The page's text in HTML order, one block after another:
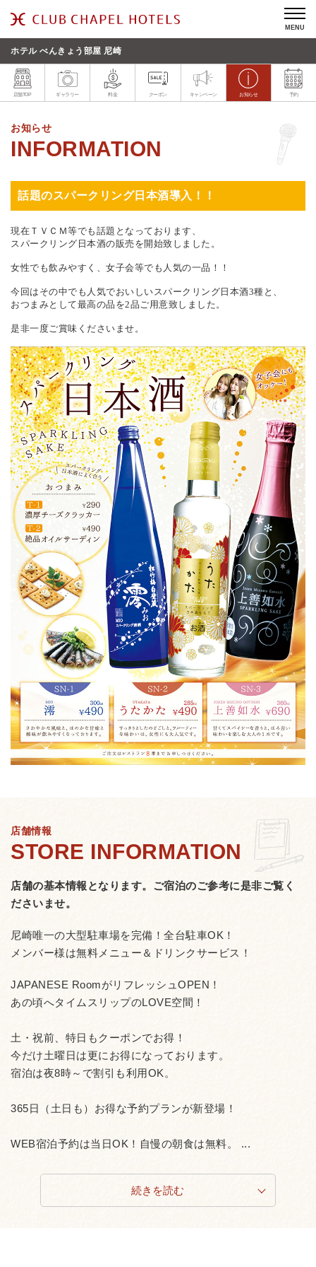
MENU
ホテル べんきょう部屋 尼崎
店舗TOP ギャラリー 料金 クーポン キャンペーン お知らせ 予約
お知らせ
話題のスパークリング日本酒導入！！
現在ＴＶＣＭ等でも話題となっております、
スパークリング日本酒の販売を開始致しました。
女性でも飲みやすく、女子会等でも人気の一品！！
今回はその中でも人気でおいしいスパークリング日本酒3種と、
おつまみとして最高の品を2品ご用意致しました。
是非一度ご賞味くださいませ。
店舗情報
店舗の基本情報となります。 ご宿泊のご参考に是非ご覧く
ださいませ。
尼崎唯一の大型駐車場を完備！全台駐車OK！
メンバー様は無料メニュー＆ドリンクサービス！
JAPANESE RoomがリフレッシュOPEN！
あの頃へタイムスリップのLOVE空間！
土・祝前、特日もクーポンでお得！
今だけ土曜日は更にお得になっております。
宿泊は夜8時～で割引も利用OK。
365日（土日も）お得な予約プランが新登場！
WEB宿泊予約は当日OK！自慢の朝食は無料。 ...
続きを読む